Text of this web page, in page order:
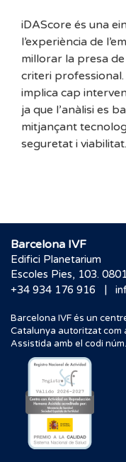
iDAScore és una
l’experiència de
millorar la presa
criteri
implica cap
ja que l’anàlisi es
mitjançant
seguretat i viabilitat.
Barcelona IVF
Edifici Planetarium
Escoles Pies, 103.
+34 934 176 916
|
Barcelona IVF és un
Catalunya autoritzat com
Assistida amb el codi